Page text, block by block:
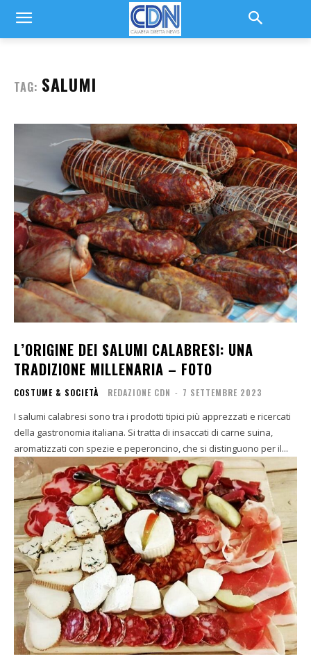
TAG: SALUMI
L’ORIGINE DEI SALUMI CALABRESI: UNA
TRADIZIONE MILLENARIA – FOTO
COSTUME & SOCIETÀ REDAZIONE CDN - 7 SETTEMBRE 2023
I salumi calabresi sono tra i prodotti tipici più apprezzati e ricercati
della gastronomia italiana. Si tratta di insaccati di carne suina,
aromatizzati con spezie e peperoncino, che si distinguono per il...